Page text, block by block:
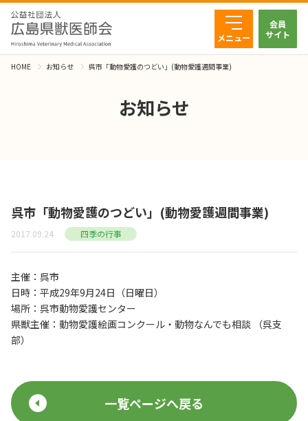
メニュー
会員
サイト
HOME お知らせ 呉市「動物愛護のつどい」(動物愛護週間事業)
お知らせ
呉市「動物愛護のつどい」(動物愛護週間事業)
2017.09.24 四季の行事
主催：呉市
日時：平成29年9月24日（日曜日）
場所：呉市動物愛護センター
県獣主催：動物愛護絵画コンクール・動物なんでも相談 （呉支
部）
一覧ページへ戻る